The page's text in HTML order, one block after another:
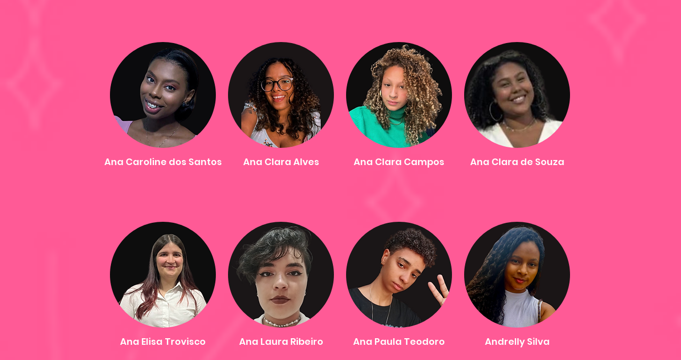
Ana Caroline dos Santos
Ana Elisa Trovisco
Ana Clara Alves
Ana Laura Ribeiro
Ana Clara Campos
Ana Paula Teodoro
Ana Clara de Souza
Andrelly Silva